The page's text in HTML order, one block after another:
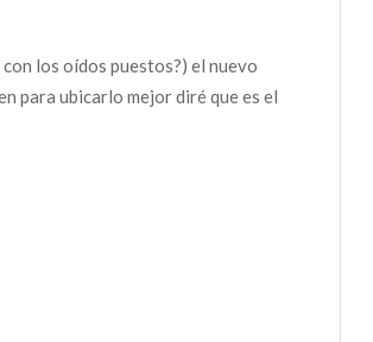
los oídos puestos?) el nuevo
para ubicarlo mejor diré que es el